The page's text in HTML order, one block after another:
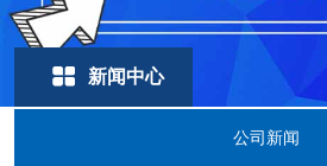
新闻中心
公司新闻